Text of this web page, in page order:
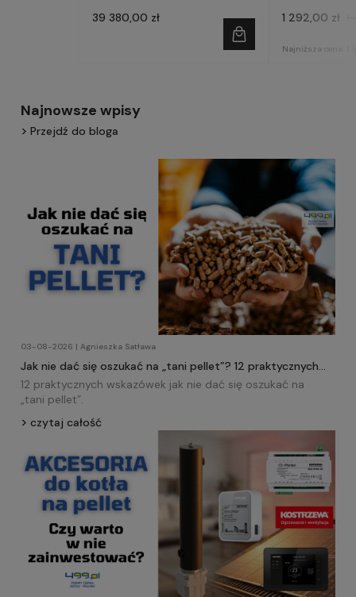
39 380,00 zł
1 292,00 zł
Najniższa cena:
Najnowsze wpisy
Przejdź do bloga
03-08-2026 | Agnieszka Satława
Jak nie dać się oszukać na „tani pellet”? 12 praktycznych
wskazówek!
12 praktycznych wskazówek jak nie dać się oszukać na
„tani pellet”.
czytaj całość